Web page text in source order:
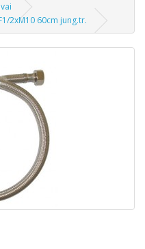
2xM10 60cm jung.tr.